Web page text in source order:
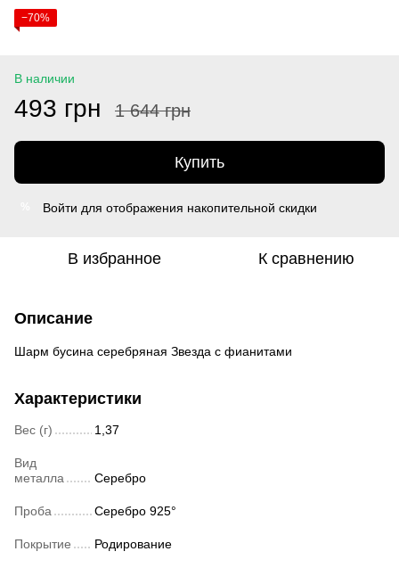
−70%
В наличии
493 грн 1 644 грн
Купить
Войти для отображения накопительной скидки
В избранное К сравнению
Описание
Шарм бусина серебряная Звезда с фианитами
Характеристики
Вес (г) 1,37
Вид
металла
Серебро
Проба Серебро 925°
Покрытие Родирование